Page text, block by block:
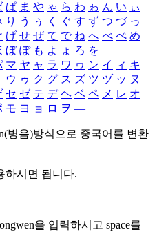
ぱ ま や ゃ ら わ ゎ ん い ぃ
り う ぅ く ぐ す ず つ づ っ
げ せ ぜ て で ね へ べ ぺ め
ぼ ぽ も よ ょ ろ を
マ ヤ ャ ラ ワ ヮ ン イ ィ キ
ウ ゥ ク グ ス ズ ツ ヅ ッ ヌ
セ ゼ テ デ ヘ ベ ペ メ レ オ
モ ヨ ョ ロ ヲ ―
병음)방식으로 중국어를 변환
하시면 됩니다.
을 입력하시고 space를